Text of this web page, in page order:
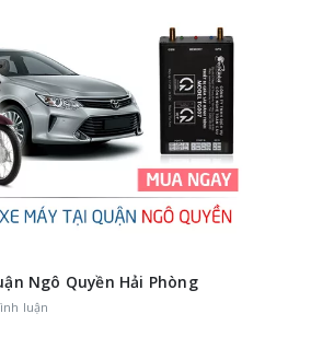
Ngô Quyền Hải Phòng
luận